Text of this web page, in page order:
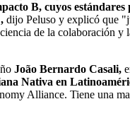
B, cuyos
dijo Peluso y explicó que
de la colaboración
João Bernardo Casali,
Nativa en
Alliance. Tiene una